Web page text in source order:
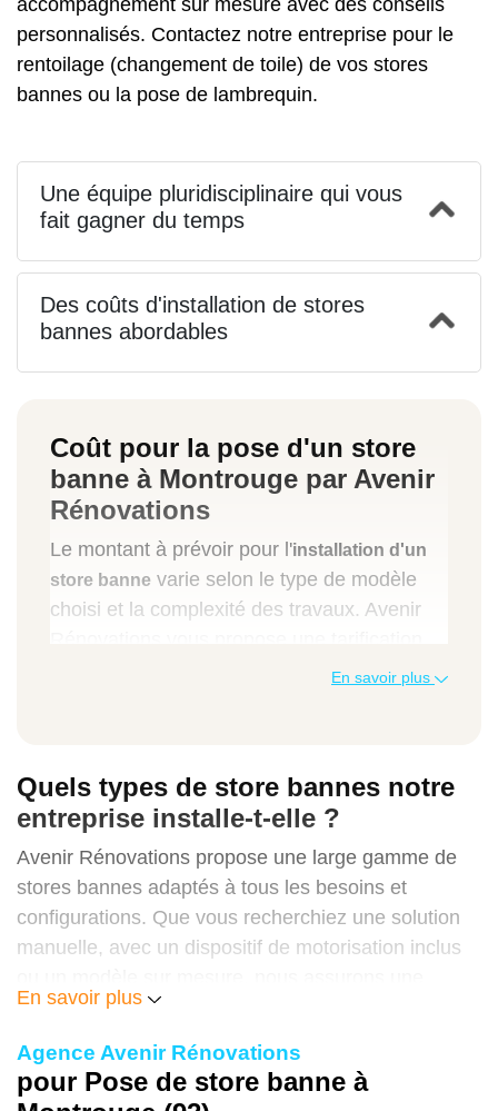
accompagnement sur mesure avec des conseils
personnalisés. Contactez notre entreprise pour le
rentoilage (changement de toile) de vos stores
bannes ou la pose de lambrequin.
Une équipe pluridisciplinaire qui vous
fait gagner du temps
Des coûts d'installation de stores
bannes abordables
Coût pour la pose d'un store
banne à Montrouge par Avenir
Rénovations
Le montant à prévoir pour l'installation d'un
store banne varie selon le type de modèle
choisi et la complexité des travaux. Avenir
transparente et compétitive, adaptée à votre
Types de travaux
Coût moyen
Installation simple des stores bannes
En savoir plus
Quels types de store bannes notre
entreprise installe-t-elle ?
Avenir Rénovations propose une large gamme de
stores bannes adaptés à tous les besoins et
configurations. Que vous recherchiez une solution
manuelle, avec un dispositif de motorisation inclus
installation personnalisée.
Pose de stores bannes sur mesure
Unstore banne sur mesure vous permet d'adapter
En savoir plus
Agence Avenir Rénovations
pour Pose de store banne à